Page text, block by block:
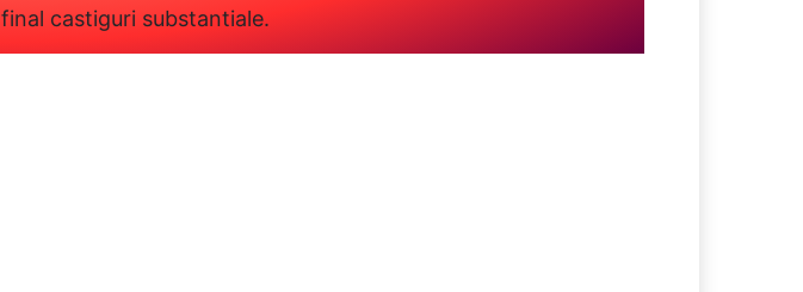
final castiguri substantiale.